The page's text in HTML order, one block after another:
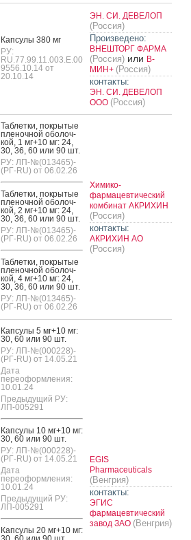
Кап­су­лы 380 мг
РУ:
RU.77.99.11.003.Е.00
9556.10.14 от
20.10.14
ЭН. СИ. ДЕВЕЛОП
(Россия)
Произведено:
ВНЕШТОРГ ФАРМА
(Россия) или В-
МИН+ (Россия)
контакты:
ЭН. СИ. ДЕВЕЛОП
ООО (Россия)
Таб­летки, пок­ры­тые
пле­ноч­ной обо­лоч­
кой, 1 мг+10 мг: 24,
30, 36, 60 или 90 шт.
РУ: ЛП-№(013465)-
(РГ-RU) от 06.02.26
Таб­летки, пок­ры­тые
пле­ноч­ной обо­лоч­
кой, 2 мг+10 мг: 24,
30, 36, 60 или 90 шт.
РУ: ЛП-№(013465)-
(РГ-RU) от 06.02.26
Таб­летки, пок­ры­тые
пле­ноч­ной обо­лоч­
кой, 4 мг+10 мг: 24,
30, 36, 60 или 90 шт.
РУ: ЛП-№(013465)-
(РГ-RU) от 06.02.26
Химико-
фармацевтический
комбинат АКРИХИН
(Россия)
контакты:
АКРИХИН АО
(Россия)
Кап­су­лы 5 мг+10 мг:
30, 60 или 90 шт.
РУ: ЛП-№(000228)-
(РГ-RU) от 14.05.21
Дата
переоформления:
10.01.24
Предыдущий РУ:
ЛП-005291
Кап­су­лы 10 мг+10 мг:
30, 60 или 90 шт.
РУ: ЛП-№(000228)-
(РГ-RU) от 14.05.21
Дата
переоформления:
10.01.24
Предыдущий РУ:
ЛП-005291
Кап­су­лы 20 мг+10 мг:
EGIS
Pharmaceuticals
(Венгрия)
контакты:
ЭГИС
фармацевтический
завод ЗАО (Венгрия)